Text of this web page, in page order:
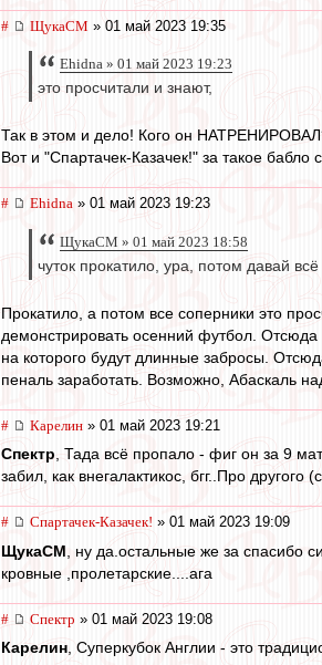
# ЩукаСМ » 01 май 2023 19:35
Ehidna » 01 май 2023 19:23
это просчитали и знают,
Так в этом и дело! Кого он
Вот и "Спартачек-Казачек!" за такое бабло
# Ehidna » 01 май 2023 19:23
ЩукаСМ » 01 май 2023 18:58
чуток прокатило, ура, потом давай
Прокатило, а потом все соперники это
демонстрировать осенний футбол. Отсюда
на которого будут длинные забросы.
пеналь заработать. Возможно, Абаскаль
# Карелин » 01 май 2023 19:21
Спектр , Тада всё пропало - фиг он за 9
забил, как внегалактикос, бгг..Про
# Спартачек-Казачек! » 01 май 2023 19:09
ЩукаСМ , ну да.остальные же за спасибо
кровные ,пролетарские....ага
# Спектр » 01 май 2023 19:08
Карелин, Суперкубок Англии - это